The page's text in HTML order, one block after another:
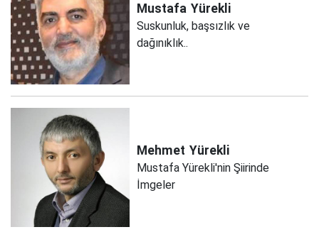
Mustafa Yürekli
Suskunluk, başsızlık ve
dağınıklık..
Mehmet Yürekli
Mustafa Yürekli'nin Şiirinde
İmgeler